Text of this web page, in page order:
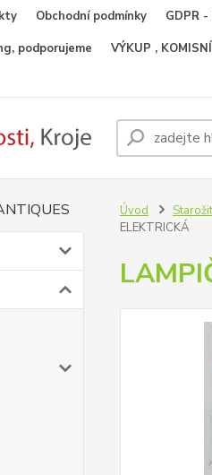
Obchodní podmínky GDPR
podporujeme VÝKUP ,
Úvod
ELEKTRICKÁ